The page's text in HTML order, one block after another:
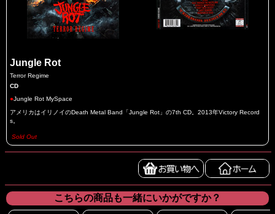
Jungle Rot
Terror Regime
CD
●Jungle Rot MySpace
アメリカはイリノイのDeath Metal Band「Jungle Rot」の7th CD。2013年Victory Record
s。
Sold Out
こちらの商品も一緒にいかがですか？